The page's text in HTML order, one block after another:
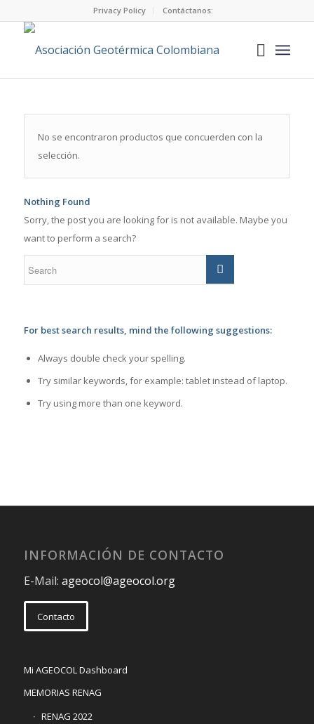
Privacy Policy Contáctanos:
No se encontraron productos que concuerden con la
selección.
Nothing Found
Sorry, the post you are looking for is not available. Maybe you
want to perform a search?
For best search results, mind the following suggestions:
Always double check your spelling.
Try similar keywords, for example: tablet instead of laptop.
Try using more than one keyword.
INFORMACIÓN DE CONTACTO
E-Mail: ageocol@ageocol.org
Contacto
Mi AGEOCOL Dashboard
MEMORIAS RENAG
RENAG 2022